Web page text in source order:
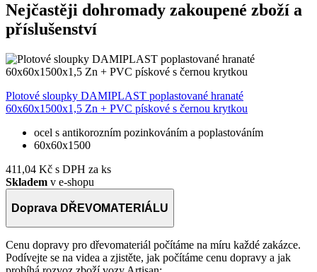
Nejčastěji dohromady zakoupené zboží a
příslušenství
Plotové sloupky DAMIPLAST poplastované hranaté
60x60x1500x1,5 Zn + PVC pískové s černou krytkou
ocel s antikorozním pozinkováním a poplastováním
60x60x1500
411,04 Kč s DPH za ks
Skladem v e-shopu
Doprava DŘEVOMATERIÁLU
Cenu dopravy pro dřevomateriál počítáme na míru každé zakázce.
Podívejte se na videa a zjistěte, jak počítáme cenu dopravy a jak